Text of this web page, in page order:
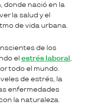
donde nació en la
la salud y el
de vida urbana.
de los
el estrés laboral,
todo el mundo.
de estrés, la
enfermedades
la naturaleza.